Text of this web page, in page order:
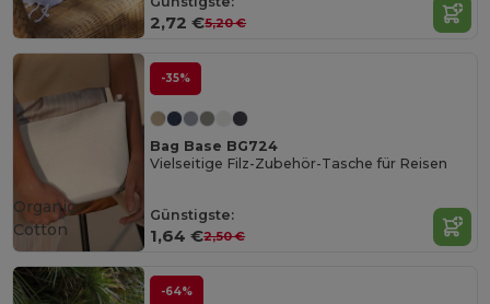
2,72 €5,20 €
-35%
Bag Base BG724
Vielseitige Filz-Zubehör-Tasche für Reisen
Günstigste:
1,64 €2,50 €
Organic
Cotton
-64%